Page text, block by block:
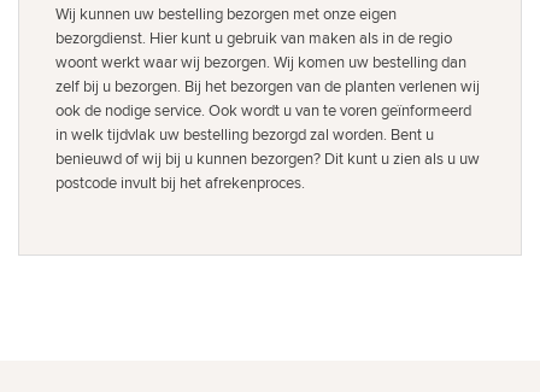
Wij kunnen uw bestelling bezorgen met onze eigen
bezorgdienst. Hier kunt u gebruik van maken als in de regio
woont werkt waar wij bezorgen. Wij komen uw bestelling dan
zelf bij u bezorgen. Bij het bezorgen van de planten verlenen wij
ook de nodige service. Ook wordt u van te voren geïnformeerd
in welk tijdvlak uw bestelling bezorgd zal worden. Bent u
benieuwd of wij bij u kunnen bezorgen? Dit kunt u zien als u uw
postcode invult bij het afrekenproces.